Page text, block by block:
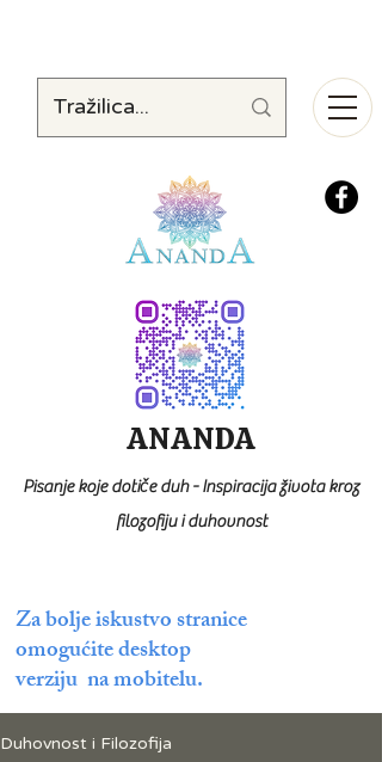
Za bolje iskustvo stranice
omogućite desktop
verziju na mobitelu.
ANANDA
Pisanje koje dotiče duh - Inspiracija života kroz
filozofiju i duhovnost
Duhovnost i Filozofija